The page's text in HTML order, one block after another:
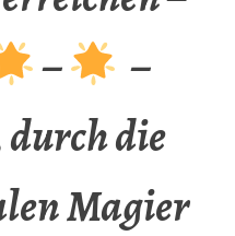
–
–
die
Magier